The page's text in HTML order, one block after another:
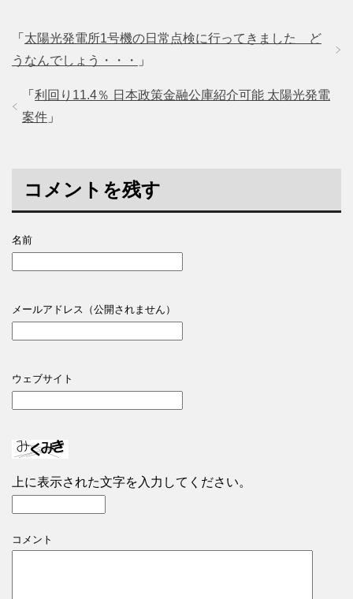
「 太陽光発電所1号機の日常点検に行ってきました ど
うなんでしょう・・・
」
「 利回り11.4％ 日本政策金融公庫紹介可能 太陽光発電
案件 」
コメントを残す
名前
メールアドレス（公開されません）
ウェブサイト
上に表示された文字を入力してください。
コメント